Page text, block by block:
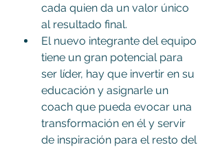
cada quien da un valor único
al resultado final.
El nuevo integrante del equipo
tiene un gran potencial para
ser líder, hay que invertir en su
educación y asignarle un
coach que pueda evocar una
transformación en él y servir
de inspiración para el resto del